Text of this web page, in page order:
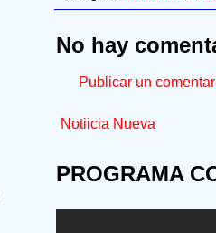
No hay
Publicar un
Notiicia Nueva
PROGRAMA